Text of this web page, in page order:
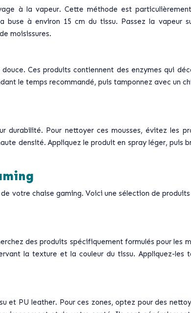
à la vapeur. Cette méthode est
buse à environ 15 cm du tissu. Passez la vapeur
moisissures.
Ces produits contiennent des enzymes qui
le temps recommandé, puis tamponnez avec un
Pour nettoyer ces mousses, évitez les
densité. Appliquez le produit en spray léger, puis
votre chaise gaming. Voici une sélection de
des produits spécifiquement formulés pour les
la texture et la couleur du tissu. Appliquez-les
et PU leather. Pour ces zones, optez pour des